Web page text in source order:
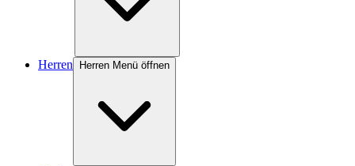
Herren Herren Menü öffnen